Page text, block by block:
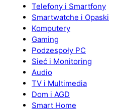
Telefony i Smartfony
Smartwatche i Opaski
Komputery
Gaming
Podzespoły PC
Sieć i Monitoring
Audio
TV i Multimedia
Dom i AGD
Smart Home